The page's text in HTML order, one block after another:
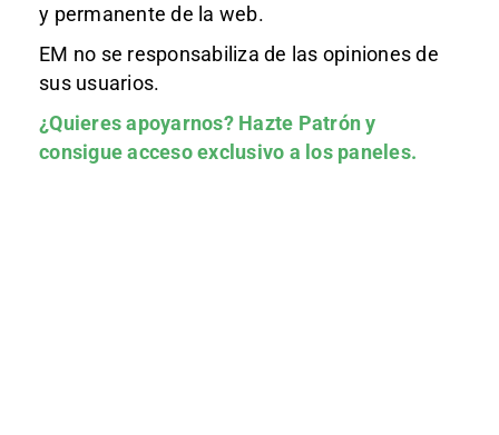
y permanente de la web.
EM no se responsabiliza de las opiniones de
sus usuarios.
¿Quieres apoyarnos? Hazte Patróny
consigue acceso exclusivo a los paneles.